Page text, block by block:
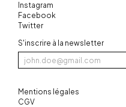
Instagram
Facebook
Twitter
S'inscrire à la newsletter
Mentions légales
CGV